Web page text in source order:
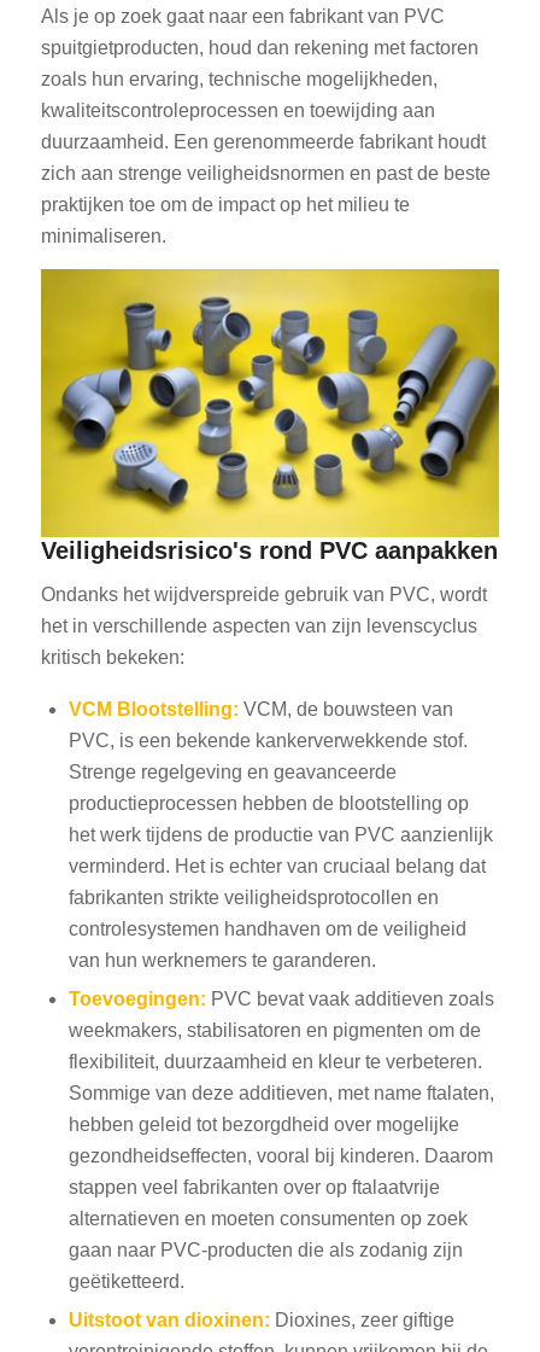
Als je op zoek gaat naar een fabrikant van PVC
spuitgietproducten, houd dan rekening met factoren
zoals hun ervaring, technische mogelijkheden,
kwaliteitscontroleprocessen en toewijding aan
duurzaamheid. Een gerenommeerde fabrikant houdt
zich aan strenge veiligheidsnormen en past de beste
praktijken toe om de impact op het milieu te
minimaliseren.
Veiligheidsrisico's rond PVC aanpakken
Ondanks het wijdverspreide gebruik van PVC, wordt
het in verschillende aspecten van zijn levenscyclus
kritisch bekeken:
VCM Blootstelling: VCM, de bouwsteen van
PVC, is een bekende kankerverwekkende stof.
Strenge regelgeving en geavanceerde
productieprocessen hebben de blootstelling op
het werk tijdens de productie van PVC aanzienlijk
verminderd. Het is echter van cruciaal belang dat
fabrikanten strikte veiligheidsprotocollen en
controlesystemen handhaven om de veiligheid
van hun werknemers te garanderen.
Toevoegingen: PVC bevat vaak additieven zoals
weekmakers, stabilisatoren en pigmenten om de
flexibiliteit, duurzaamheid en kleur te verbeteren.
Sommige van deze additieven, met name ftalaten,
hebben geleid tot bezorgdheid over mogelijke
gezondheidseffecten, vooral bij kinderen. Daarom
stappen veel fabrikanten over op ftalaatvrije
alternatieven en moeten consumenten op zoek
gaan naar PVC-producten die als zodanig zijn
geëtiketteerd.
Uitstoot van dioxinen: Dioxines, zeer giftige